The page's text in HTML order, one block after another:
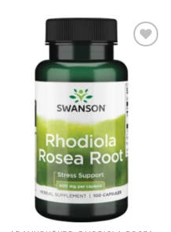
Kívánságlistához
adás